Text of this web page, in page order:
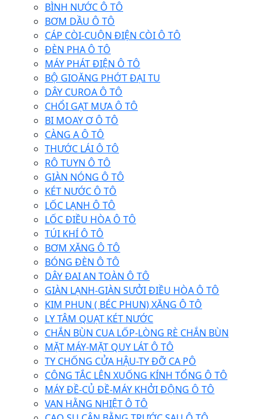
BÌNH NƯỚC Ô TÔ
BƠM DẦU Ô TÔ
CÁP CÒI-CUỘN ĐIỆN CÒI Ô TÔ
ĐÈN PHA Ô TÔ
MÁY PHÁT ĐIỆN Ô TÔ
BỘ GIOĂNG PHỚT ĐẠI TU
DÂY CUROA Ô TÔ
CHỔI GẠT MƯA Ô TÔ
BI MOAY Ơ Ô TÔ
CÀNG A Ô TÔ
THƯỚC LÁI Ô TÔ
RÔ TUYN Ô TÔ
GIÀN NÓNG Ô TÔ
KÉT NƯỚC Ô TÔ
LỐC LẠNH Ô TÔ
LỐC ĐIỀU HÒA Ô TÔ
TÚI KHÍ Ô TÔ
BƠM XĂNG Ô TÔ
BÓNG ĐÈN Ô TÔ
DÂY ĐAI AN TOÀN Ô TÔ
GIÀN LẠNH-GIÀN SƯỞI ĐIỀU HÒA Ô TÔ
KIM PHUN ( BÉC PHUN) XĂNG Ô TÔ
LY TÂM QUẠT KÉT NƯỚC
CHẮN BÙN CUA LỐP-LÒNG RÈ CHẮN BÙN
MẶT MÁY-MẶT QUY LÁT Ô TÔ
TY CHỐNG CỬA HẬU-TY ĐỠ CA PÔ
CÔNG TẮC LÊN XUỐNG KÍNH TỔNG Ô TÔ
MÁY ĐỀ-CỦ ĐỀ-MÁY KHỞI ĐỘNG Ô TÔ
VAN HẰNG NHIỆT Ô TÔ